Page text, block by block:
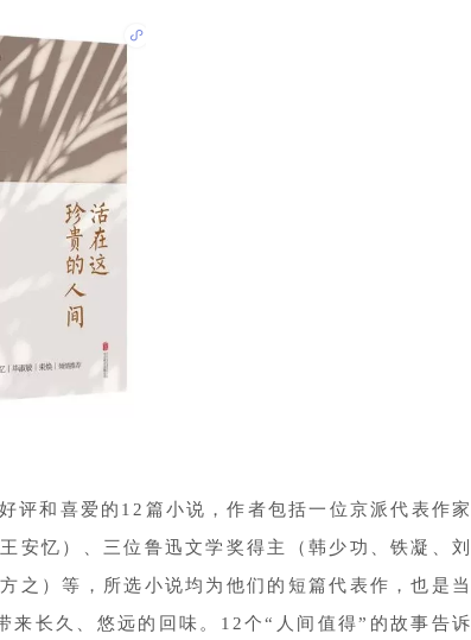
评和喜爱的12篇小说，作者包括一位京派代表作家
安忆）、三位鲁迅文学奖得主（韩少功、铁凝、刘
之）等，所选小说均为他们的短篇代表作，也是当
长久、悠远的回味。12个“人间值得”的故事告诉